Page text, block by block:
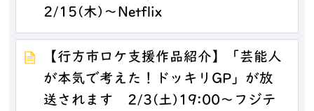
2/15(木)～Netflix
【行方市ロケ支援作品紹介】「芸能人
が本気で考えた！ドッキリGP」が放
送されます 2/3(土)19:00～フジテ